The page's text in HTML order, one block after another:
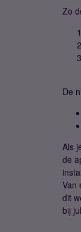
Zo
De
Als
de
Van
dit
bij